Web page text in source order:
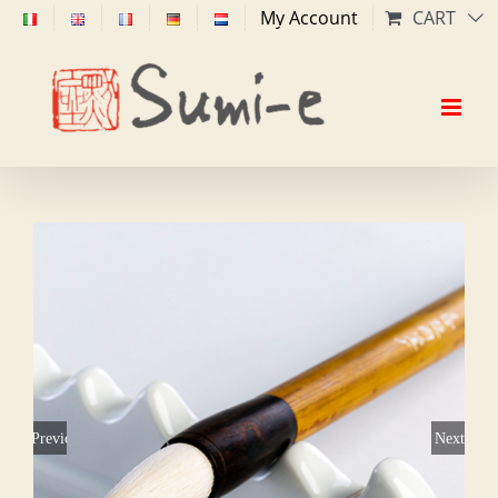
Skip
content
My Account CART
Previous Next